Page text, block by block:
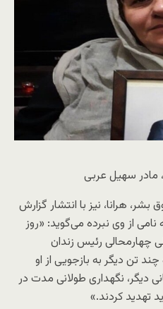
مادر سهیل عربی
هرانا، نیز با انتشار گزارش
از وی نبرده می‌گوید: «روز
چهارمحالی رئیس زندان
تن دیگر به بازجویی از او
دیگر، نگهداری طولانی مدت در
تهدید کردند.»